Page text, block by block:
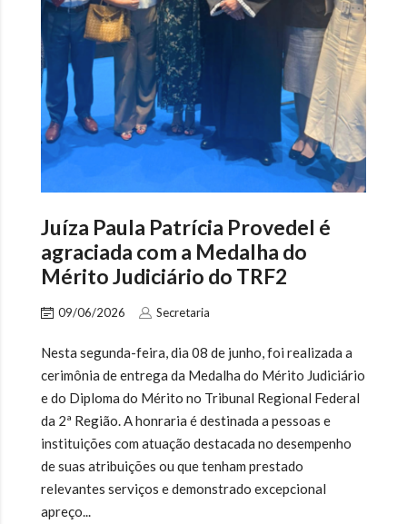
Juíza Paula Patrícia Provedel é
agraciada com a Medalha do
Mérito Judiciário do TRF2
09/06/2026 Secretaria
Nesta segunda-feira, dia 08 de junho, foi realizada a
cerimônia de entrega da Medalha do Mérito Judiciário
e do Diploma do Mérito no Tribunal Regional Federal
da 2ª Região. A honraria é destinada a pessoas e
instituições com atuação destacada no desempenho
de suas atribuições ou que tenham prestado
relevantes serviços e demonstrado excepcional
apreço...